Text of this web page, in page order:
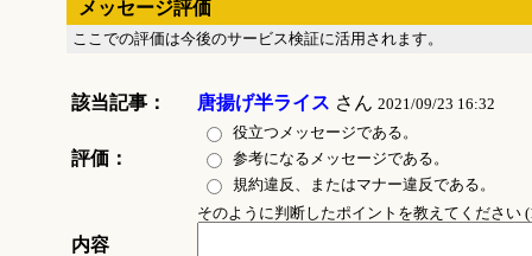
メッセージ評価
ここでの評価は今後のサービス検証に活用されます。
該当記事： 唐揚げ半ライス さん 2021/09/23 16:32
評価：
役立つメッセージである。
参考になるメッセージである。
規約違反、またはマナー違反である。
内容
そのように判断したポイントを教えてください